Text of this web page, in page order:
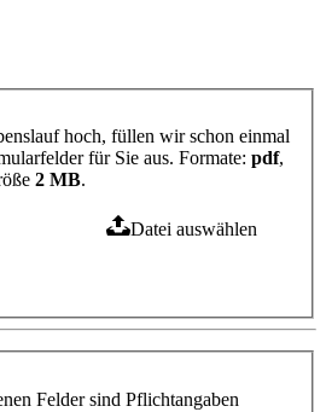
hoch, füllen wir schon einmal
für Sie aus. Formate: pdf,
2 MB.
Datei auswählen
Felder sind Pflichtangaben